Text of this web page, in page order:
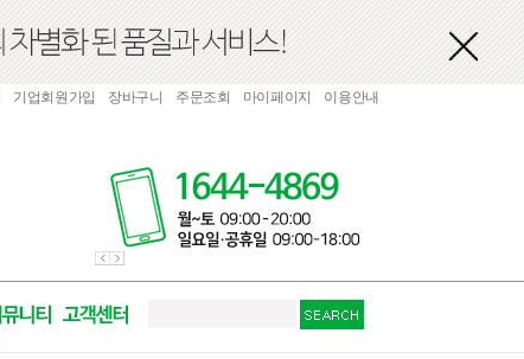
기업회원가입 장바구니 주문조회 마이페이지 이용안내